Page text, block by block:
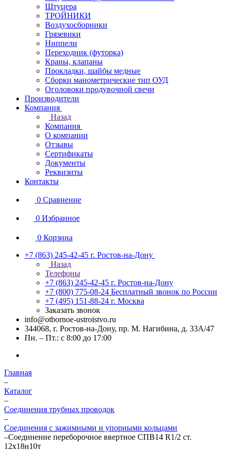
Штуцера
ТРОЙНИКИ
Воздухосборники
Грязевики
Ниппели
Переходник (футорка)
Краны, клапаны
Прокладки, шайбы медные
Сборки манометрические тип ОУД
Оголовоки продувочной свечи
Производители
Компания
Назад
Компания
О компании
Отзывы
Сертификаты
Документы
Реквизиты
Контакты
0 Сравнение
0 Избранное
0 Корзина
+7 (863) 245-42-45 г. Ростов-на-Дону
Назад
Телефоны
+7 (863) 245-42-45 г. Ростов-на-Дону
+7 (800) 775-08-24 Бесплатный звонок по России
+7 (495) 151-88-24 г. Москва
Заказать звонок
info@otbornoe-ustroistvo.ru
344068, г. Ростов-на-Дону, пр. М. Нагибина, д. 33А/47
Пн. – Пт.: с 8:00 до 17:00
Главная
–
Каталог
–
Соединения трубных проводок
–
Соединения с зажимными и упорными кольцами
–Соединение переборочное ввертное СПВ14 R1/2 ст.
12х18н10т